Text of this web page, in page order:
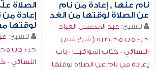
نام عنها , إعادة من نام
عن الصلاة لوقتها من الغد
للشيخ: عبد المحسن العباد
جزء من محاضرة ( شرح سنن
النسائي - كتاب المواقيت - باب
إعادة من نام عن الصلاة لوقتها
الصلاة
إعادة من
لوقتها
للشيخ:
جزء من
النسائي -